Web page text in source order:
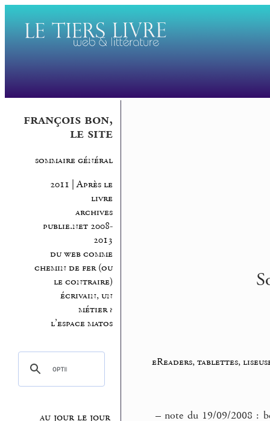
françois bon,
le site
sommaire général
2011 | Après le
livre
archives
publie.net 2008-
2013
du web comme
chemin de fer (ou
le contraire)
écrivain, un
métier ?
l’espace matos
au jour le jour
eReaders, tablettes,
– note du 19/09/2008 :